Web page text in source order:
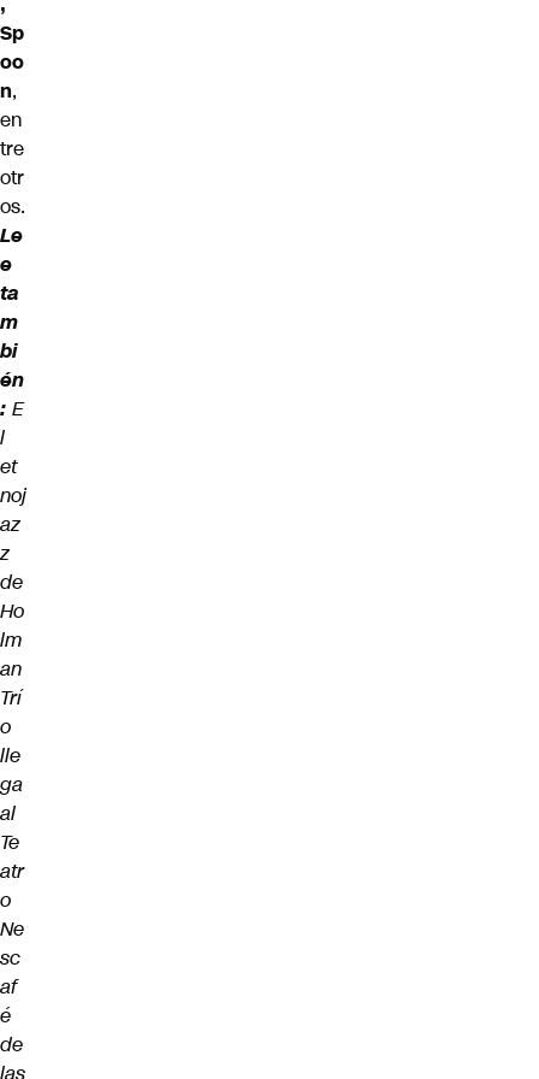
Sp
oo
n,
en
tre
otr
os.
Le
e
ta
m
bi
én
: E
l
et
noj
az
z
de
Ho
lm
an
Trí
o
lle
ga
al
Te
atr
o
Ne
sc
af
é
de
las